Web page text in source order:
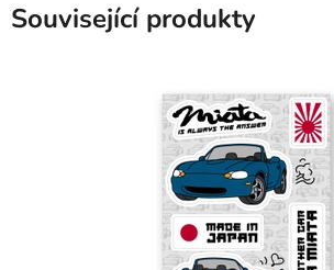
Související produkty